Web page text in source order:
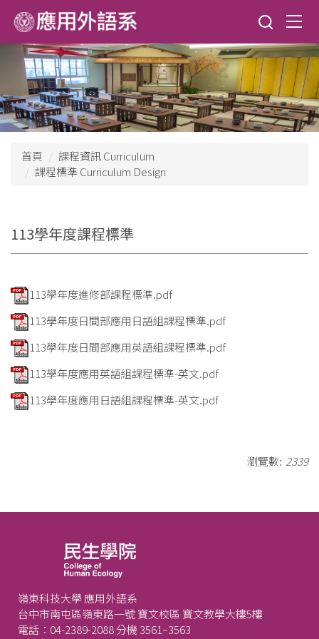
到
主
區
首頁
課程資訊 Curriculum
課程標準 Curriculum Design
113學年度課程標準
113學年度進修部課程標準.pdf
113學年度日間部應用日語組課程標準.pdf
113學年度日間部應用英語組課程標準.pdf
113學年度應用英語組課程標準-英文.pdf
113學年度應用日語組課程標準-英文.pdf
瀏覽數: 2339
嶺東科技大學 應用外語系
台中市南屯區嶺東路一號 寶文校區 寶文教學大樓5樓
電話：04-2389-2088 分機 3561~3563